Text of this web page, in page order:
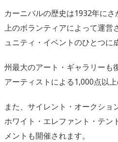
カーニバルの歴史は1932年に
上のボランティアによって運営
ュニティ・イベントのひとつに
州最大のアート・ギャラリーも
アーティストによる1,000点以上
また、サイレント・オークション
ホワイト・エレファント・テン
メントも開催されます。